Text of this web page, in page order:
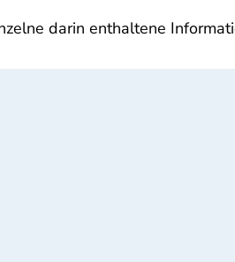
darin enthaltene